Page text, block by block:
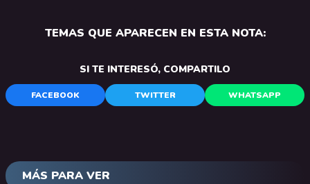
TEMAS QUE APARECEN EN ESTA NOTA:
SI TE INTERESÓ, COMPARTILO
FACEBOOK TWITTER WHATSAPP
MÁS PARA VER